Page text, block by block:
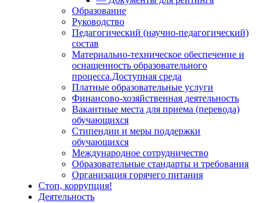
Образование
Руководство
Педагогический (научно-педагогический)
состав
Материально-техническое обеспечение и
оснащенность образовательного
процесса.Доступная среда
Платные образовательные услуги
Финансово-хозяйственная деятельность
Вакантные места для приема (перевода)
обучающихся
Стипендии и меры поддержки
обучающихся
Международное сотрудничество
Образовательные стандарты и требования
Организация горячего питания
Стоп, коррупция!
Деятельность